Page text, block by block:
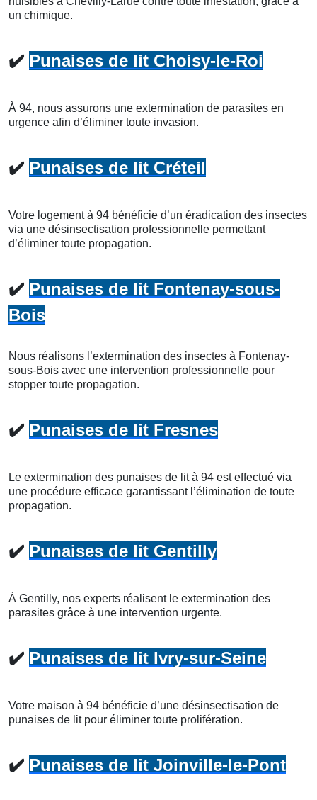
un chimique.
✔️ Punaises de lit Choisy-le-Roi
À 94, nous assurons une extermination de parasites en
urgence afin d’éliminer toute invasion.
✔️ Punaises de lit Créteil
Votre logement à 94 bénéficie d’un éradication des insectes
via une désinsectisation professionnelle permettant
d’éliminer toute propagation.
✔️ Punaises de lit Fontenay-sous-
Bois
Nous réalisons l’extermination des insectes à Fontenay-
sous-Bois avec une intervention professionnelle pour
stopper toute propagation.
✔️ Punaises de lit Fresnes
Le extermination des punaises de lit à 94 est effectué via
une procédure efficace garantissant l’élimination de toute
propagation.
✔️ Punaises de lit Gentilly
À Gentilly, nos experts réalisent le extermination des
parasites grâce à une intervention urgente.
✔️ Punaises de lit Ivry-sur-Seine
Votre maison à 94 bénéficie d’une désinsectisation de
punaises de lit pour éliminer toute prolifération.
✔️ Punaises de lit Joinville-le-Pont